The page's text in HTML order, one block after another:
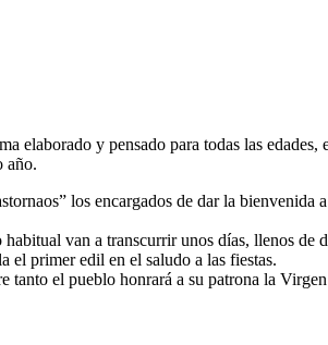
elaborado y pensado para todas las
año.
los encargados de dar la
van a transcurrir unos días, llenos de
el primer edil en el saludo a las fiestas.
el pueblo honrará a su patrona la